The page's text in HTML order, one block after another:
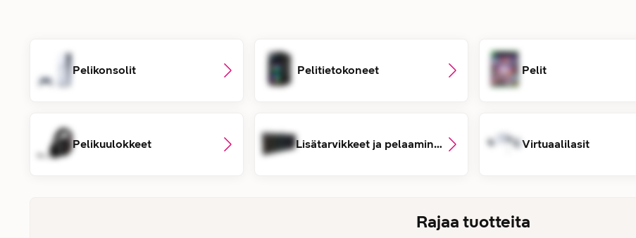
Pelikonsolit Pelitietokoneet Pelit
Pelikuulokkeet Lisätarvikkeet ja pelaaminen Virtuaalilasit
Rajaa tuotteita